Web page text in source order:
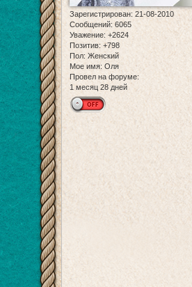
Зарегистрирован: 21-08-2010
Сообщений: 6065
Уважение: +2624
Позитив: +798
Пол: Женский
Мое имя: Оля
Провел на форуме:
1 месяц 28 дней